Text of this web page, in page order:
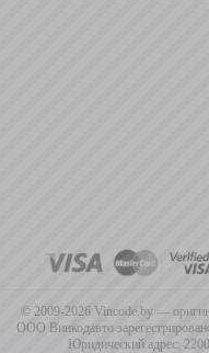
© 2009-2026 Vincode.by —
ООО Винкодавто
Юридический адрес: